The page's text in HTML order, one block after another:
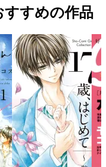
すすめの作品